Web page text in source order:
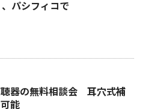
パシフィコで
器の無料相談会 耳穴式補
能